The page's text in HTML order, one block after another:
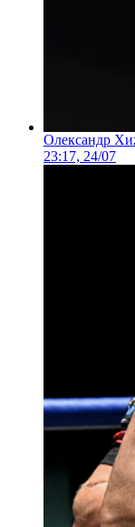
Олександр
23:17, 24/07